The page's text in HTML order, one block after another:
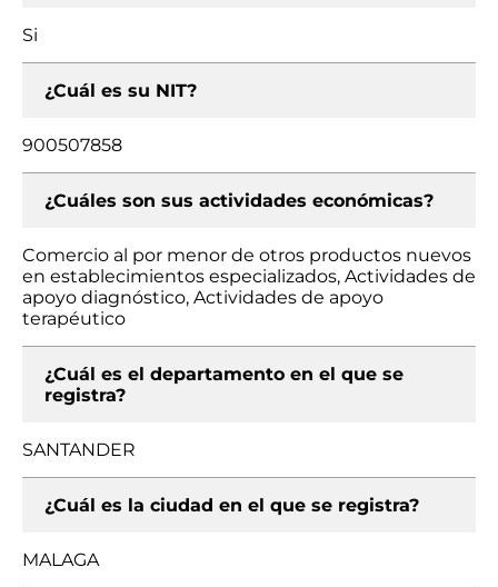
Si
¿Cuál es su NIT?
900507858
¿Cuáles son sus actividades económicas?
Comercio al por menor de otros productos nuevos
en establecimientos especializados, Actividades de
apoyo diagnóstico, Actividades de apoyo
terapéutico
¿Cuál es el departamento en el que se
registra?
SANTANDER
¿Cuál es la ciudad en el que se registra?
MALAGA